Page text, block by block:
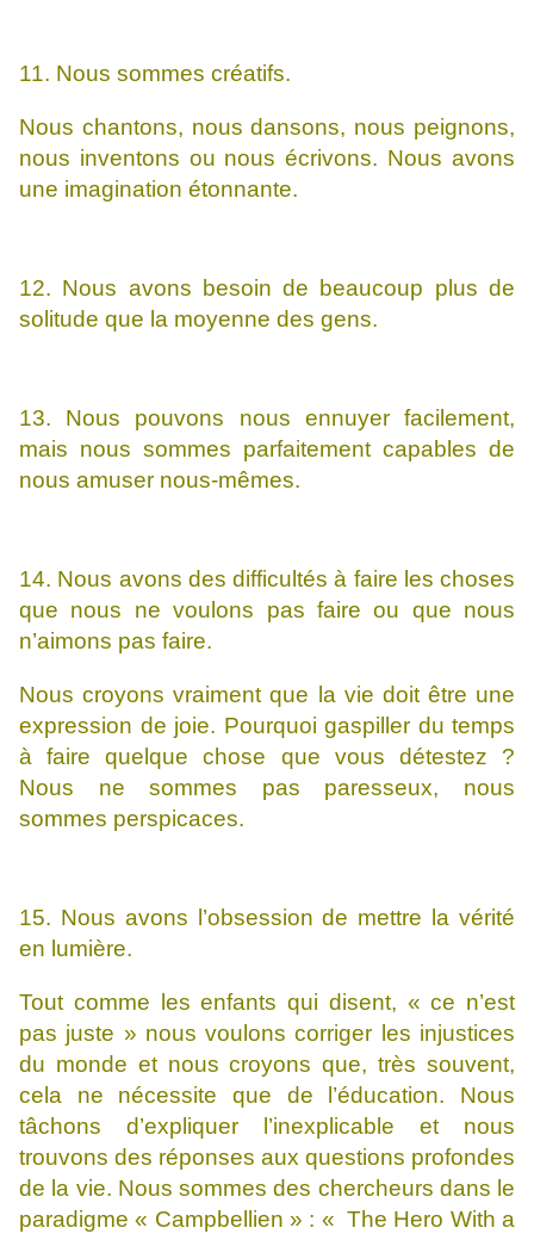
11. Nous sommes créatifs.
Nous chantons, nous dansons, nous peignons,
nous inventons ou nous écrivons. Nous avons
une imagination étonnante.
12. Nous avons besoin de beaucoup plus de
solitude que la moyenne des gens.
13. Nous pouvons nous ennuyer facilement,
mais nous sommes parfaitement capables de
nous amuser nous-mêmes.
14. Nous avons des difficultés à faire les choses
que nous ne voulons pas faire ou que nous
n’aimons pas faire.
Nous croyons vraiment que la vie doit être une
expression de joie. Pourquoi gaspiller du temps
à faire quelque chose que vous détestez ?
Nous ne sommes pas paresseux, nous
sommes perspicaces.
15. Nous avons l’obsession de mettre la vérité
en lumière.
Tout comme les enfants qui disent, « ce n’est
pas juste » nous voulons corriger les injustices
du monde et nous croyons que, très souvent,
cela ne nécessite que de l’éducation. Nous
tâchons d’expliquer l’inexplicable et nous
trouvons des réponses aux questions profondes
de la vie. Nous sommes des chercheurs dans le
paradigme « Campbellien » : « The Hero With a